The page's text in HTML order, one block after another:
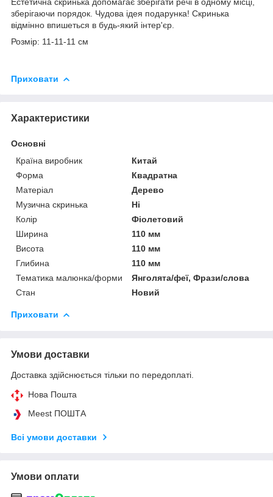
зберігаючи порядок. Чудова ідея подарунка! Скринька
відмінно впишеться в будь-який інтер'єр.
Розмір: 11-11-11 см
Приховати
Характеристики
Основні
Країна виробник
Китай
Форма
Квадратна
Матеріал
Дерево
Музична скринька
Ні
Колір
Фіолетовий
Ширина
110 мм
Висота
110 мм
Глибина
110 мм
Тематика малюнка/форми
Янголята/феї, Фрази/слова
Стан
Новий
Приховати
Умови доставки
Доставка здійснюється тільки по передоплаті.
Нова Пошта
Meest ПОШТА
Всі умови доставки
Умови оплати